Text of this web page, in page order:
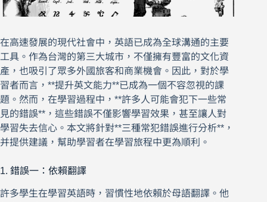
在高速發展的現代社會中，英語已成為全球溝通的主要
工具。作為台灣的第三大城市，不僅擁有豐富的文化資
產，也吸引了眾多外國旅客和商業機會。因此，對於學
習者而言，**提升英文能力**已成為一個不容忽視的課
題。然而，在學習過程中，**許多人可能會犯下一些常
見的錯誤**，這些錯誤不僅影響學習效果，甚至讓人對
學習失去信心。本文將針對**三種常犯錯誤進行分析**，
并提供建議，幫助學習者在學習旅程中更為順利。
1. 錯誤一：依賴翻譯
許多學生在學習英語時，習慣性地依賴於母語翻譯。他